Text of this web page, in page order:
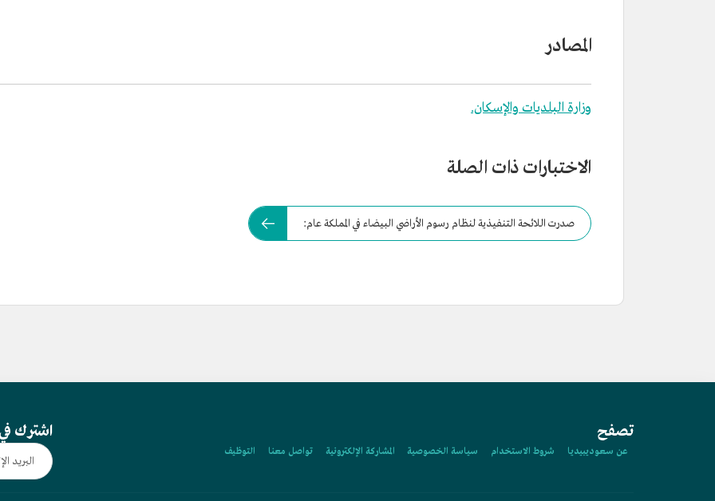
المصادر
وزارة البلديات والإسكان.
الاختبارات ذات الصلة
صدرت اللائحة التنفيذية لنظام رسوم الأراضي البيضاء في المملكة عام:
تصفح
عن سعوديبيديا شروط الاستخدام سياسة الخصوصية المشاركة الإلكترونية تواصل معنا التوظيف
اشترك